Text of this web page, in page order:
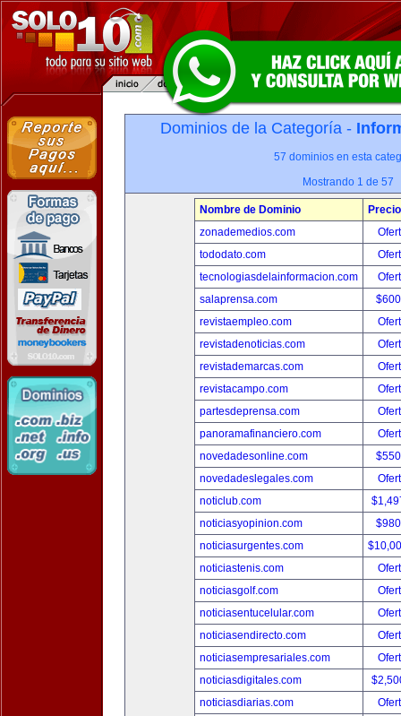
Dominios de la Categoría -
57 dominios en esta
Mostrando 1 de 57
Nombre de Dominio
Precio
zonademedios.com
tododato.com
tecnologiasdelainformacion.com
salaprensa.com
revistaempleo.com
revistadenoticias.com
revistademarcas.com
revistacampo.com
partesdeprensa.com
panoramafinanciero.com
novedadesonline.com
novedadeslegales.com
noticlub.com
noticiasyopinion.com
noticiasurgentes.com
noticiastenis.com
noticiasgolf.com
noticiasentucelular.com
noticiasendirecto.com
noticiasempresariales.com
noticiasdigitales.com
noticiasdiarias.com